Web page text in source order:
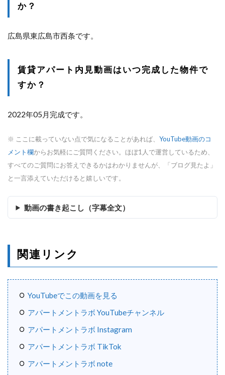
か？
広島県東広島市西条です。
賃貸アパート内見動画はいつ完成した物件で
すか？
2022年05月完成です。
※ ここに載っていない点で気になることがあれば、 YouTube動画のコ
メント欄からお気軽にご質問ください。ほぼ1人で運営しているため、
すべてのご質問にお答えできるかはわかりませんが、「ブログ見たよ」
と一言添えていただけると嬉しいです。
動画の書き起こし（字幕全文）
関連リンク
YouTubeでこの動画を見る
アパートメントラボ YouTubeチャンネル
アパートメントラボ Instagram
アパートメントラボ TikTok
アパートメントラボ note